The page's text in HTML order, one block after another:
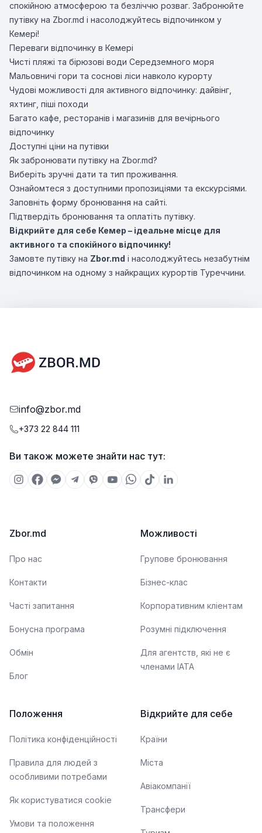
спокійною атмосферою та безліччю розваг. Забронюйте
путівку на Zbor.md і насолоджуйтесь відпочинком у
Кемері!
Переваги відпочинку в Кемері
Чисті пляжі та бірюзові води Середземного моря
Мальовничі гори та соснові ліси навколо курорту
Чудові можливості для активного відпочинку: дайвінг,
яхтинг, піші походи
Багато кафе, ресторанів і магазинів для вечірнього
відпочинку
Доступні ціни на путівки
Як забронювати путівку на Zbor.md?
Виберіть зручні дати та тип проживання.
Ознайомтеся з доступними пропозиціями та екскурсіями.
Заповніть форму бронювання на сайті.
Підтвердіть бронювання та оплатіть путівку.
Відкрийте для себе Кемер – ідеальне місце для
активного та спокійного відпочинку!
Замовте путівку на Zbor.md і насолоджуйтесь незабутнім
відпочинком на одному з найкращих курортів Туреччини.
info@zbor.md
+373 22 844 111
Ви також можете знайти нас тут:
Zbor.md
Про нас
Контакти
Часті запитання
Бонусна програма
Обмін
Блог
Можливості
Групове бронювання
Бізнес-клас
Корпоративним кліентам
Розумні підключення
Для агентств, які не є
членами IATA
Положення
Політика конфіденційності
Правила для людей з
особливими потребами
Як користуватися cookie
Умови та положення
Відкрийте для себе
Країни
Міста
Авіакомпанії
Трансфери